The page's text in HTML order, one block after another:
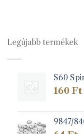
Legújabb termékek
S60
160 Ft
9847/